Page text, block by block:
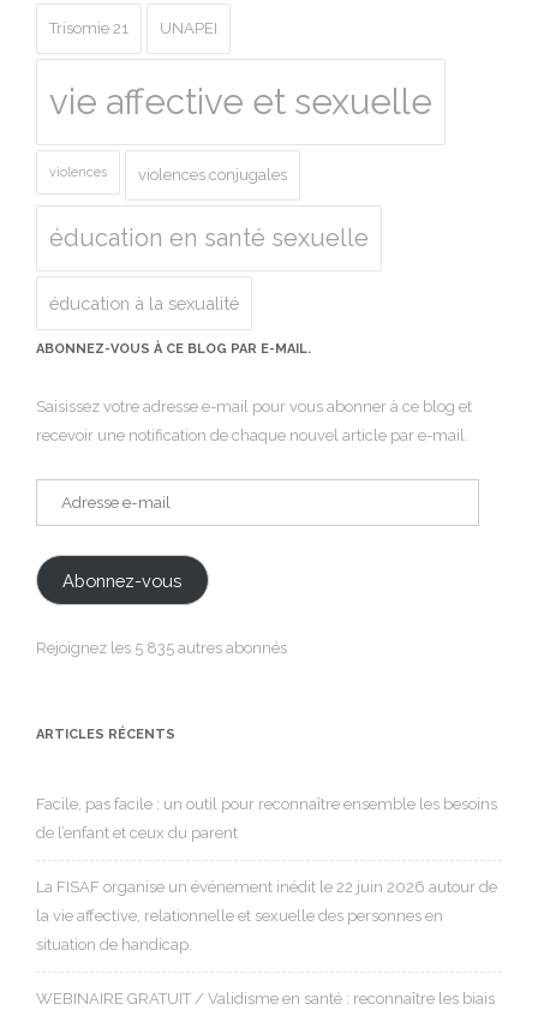
Trisomie 21 UNAPEI
vie affective et sexuelle
violences violences conjugales
éducation en santé sexuelle
éducation à la sexualité
ABONNEZ-VOUS À CE BLOG PAR E-MAIL.
Saisissez votre adresse e-mail pour vous abonner à ce blog et
recevoir une notification de chaque nouvel article par e-mail.
Abonnez-vous
Rejoignez les 5 835 autres abonnés
ARTICLES RÉCENTS
Facile, pas facile : un outil pour reconnaître ensemble les besoins
de l’enfant et ceux du parent
La FISAF organise un événement inédit le 22 juin 2026 autour de
la vie affective, relationnelle et sexuelle des personnes en
situation de handicap.
WEBINAIRE GRATUIT / Validisme en santé : reconnaître les biais